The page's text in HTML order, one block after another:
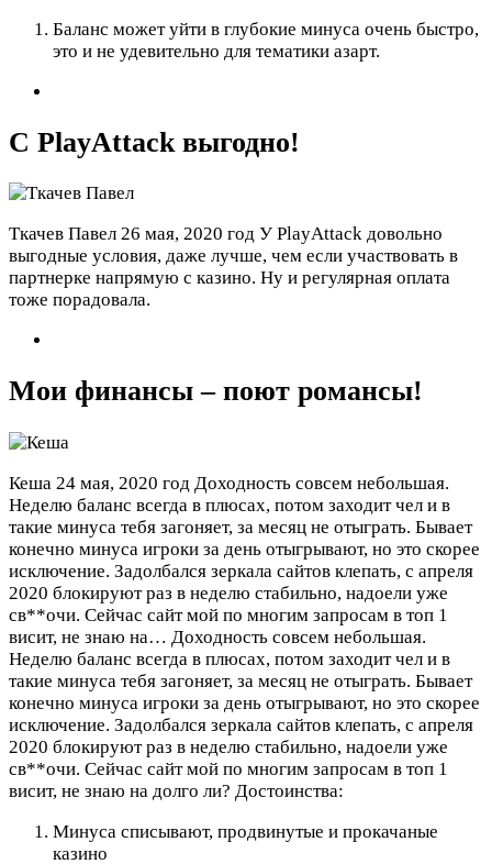
Баланс может уйти в глубокие минуса очень быстро,
это и не удевительно для тематики азарт.
С PlayАttack выгодно!
Ткачев Павел 26 мая, 2020 год У PlayАttack довольно
выгодные условия, даже лучше, чем если участвовать в
партнерке напрямую с казино. Ну и регулярная оплата
тоже порадовала.
Мои финансы – поют романсы!
Кеша 24 мая, 2020 год Доходность совсем небольшая.
Неделю баланс всегда в плюсах, потом заходит чел и в
такие минуса тебя загоняет, за месяц не отыграть. Бывает
конечно минуса игроки за день отыгрывают, но это скорее
исключение. Задолбался зеркала сайтов клепать, с апреля
2020 блокируют раз в неделю стабильно, надоели уже
св**очи. Сейчас сайт мой по многим запросам в топ 1
висит, не знаю на… Доходность совсем небольшая.
Неделю баланс всегда в плюсах, потом заходит чел и в
такие минуса тебя загоняет, за месяц не отыграть. Бывает
конечно минуса игроки за день отыгрывают, но это скорее
исключение. Задолбался зеркала сайтов клепать, с апреля
2020 блокируют раз в неделю стабильно, надоели уже
св**очи. Сейчас сайт мой по многим запросам в топ 1
висит, не знаю на долго ли? Достоинства:
Минуса списывают, продвинутые и прокачаные
казино